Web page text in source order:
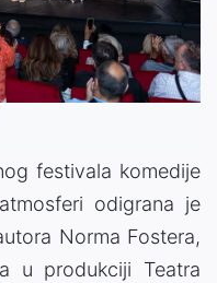
festivala komedije
odigrana je
Norma Fostera,
u produkciji Teatra